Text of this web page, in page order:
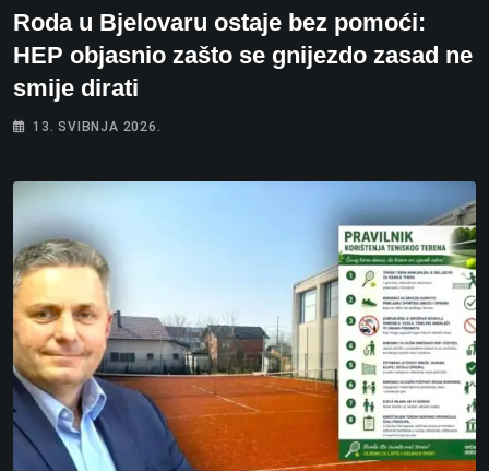
Roda u Bjelovaru ostaje bez pomoći:
HEP objasnio zašto se gnijezdo zasad ne
smije dirati
13. SVIBNJA 2026.